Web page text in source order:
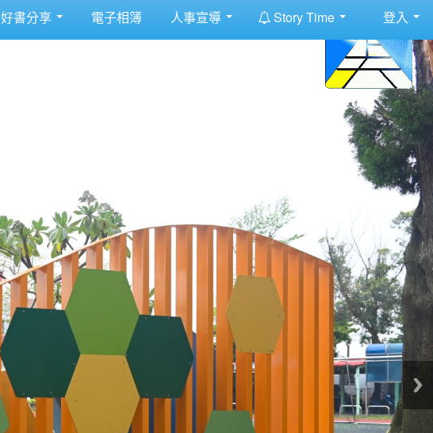
好書分享 電子相簿 人事宣導 Story Time 登入